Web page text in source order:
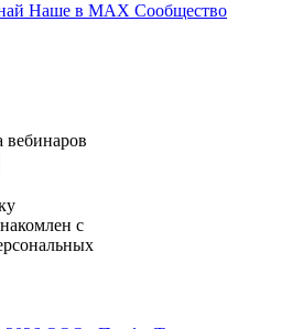
Наше в MAX Сообщество
вебинаров
с